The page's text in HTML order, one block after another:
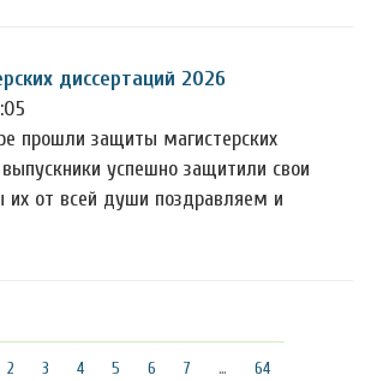
диссертаций 2026
прошли защиты магистерских
успешно защитили свои
от всей души поздравляем и
2 3 4 5 6 7 … 64